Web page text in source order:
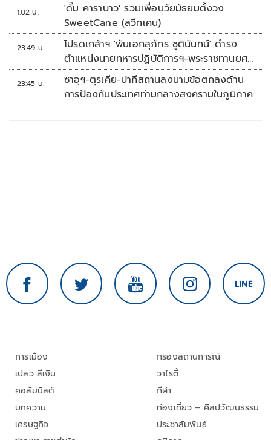
1:02 น.
'ดั๊ม คาราบาว' รวมเพื่อนวัยมัธยมตั้งวง
SweetCane (สวีทเคน)
23:49 น.
โปรดเกล้าฯ 'พันเอกสุภัทร ชูตินันทน์' ดำรง
ตำแหน่งนายทหารปฏิบัติการฯ-พระราชทานยศ
'พลตรี'
23:45 น.
ซาอุฯ-ตุรเคีย-ปากีสถานลงนามข้อตกลงด้าน
การป้องกันประเทศท่ามกลางสงครามในภูมิภาค
การเมือง
เปลว สีเงิน
คอลัมนิสต์
บทความ
เศรษฐกิจ
กรองสถานการณ์
วาไรตี้
กีฬา
ท่องเที่ยว – ศิลปวัฒนธรรม
ประชาสัมพันธ์